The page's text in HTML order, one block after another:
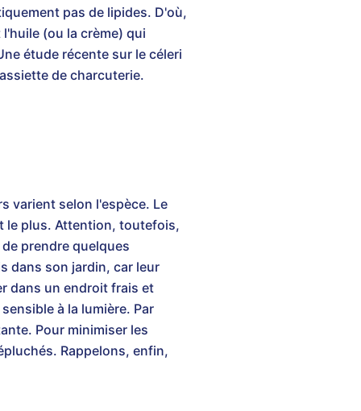
pas de lipides. D'où,
(ou la crème) qui
étude récente sur le céleri
de charcuterie.
varient selon l'espèce. Le
le plus. Attention, toutefois,
prendre quelques
dans son jardin, car leur
dans un endroit frais et
à la lumière. Par
Pour minimiser les
Rappelons, enfin,